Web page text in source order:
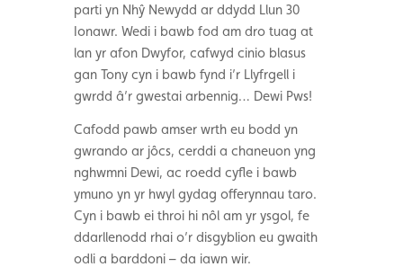
parti yn Nhŷ Newydd ar ddydd Llun 30
Ionawr. Wedi i bawb fod am dro tuag at
lan yr afon Dwyfor, cafwyd cinio blasus
gan Tony cyn i bawb fynd i’r Llyfrgell i
gwrdd â’r gwestai arbennig… Dewi Pws!
Cafodd pawb amser wrth eu bodd yn
gwrando ar jôcs, cerddi a chaneuon yng
nghwmni Dewi, ac roedd cyfle i bawb
ymuno yn yr hwyl gydag offerynnau taro.
Cyn i bawb ei throi hi nôl am yr ysgol, fe
ddarllenodd rhai o’r disgyblion eu gwaith
odli a barddoni – da iawn wir.